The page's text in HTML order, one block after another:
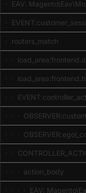
· EAV:
·
· routers_match
· ·
· ·
· ·
· · ·
· · ·
· ·
· · · action_body
· · · · EAV: